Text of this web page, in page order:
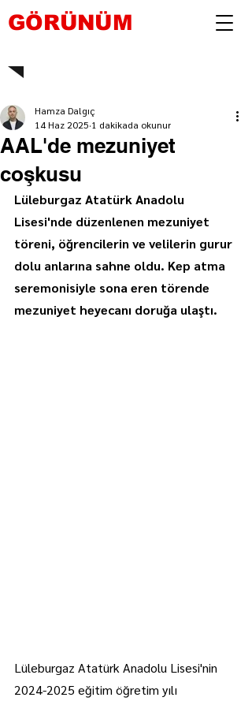
GÖRÜNÜM
AAL'de mezuniyet
coşkusu
Hamza Dalgıç
14 Haz 2025 1 dakikada okunur
Lüleburgaz Atatürk Anadolu
Lisesi'nde düzenlenen mezuniyet
töreni, öğrencilerin ve velilerin gurur
dolu anlarına sahne oldu. Kep atma
seremonisiyle sona eren törende
mezuniyet heyecanı doruğa ulaştı.
Lüleburgaz Atatürk Anadolu Lisesi'nin
2024-2025 eğitim öğretim yılı